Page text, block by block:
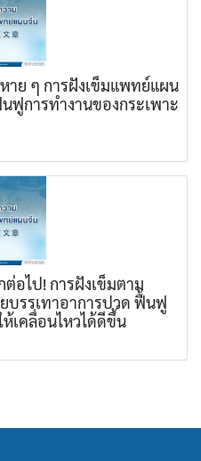
าย ๆ การฝังเข็มแพทย์แผน
ฟูการทำงานของกระเพาะ
อไป! การฝังเข็มตาม
บรรเทาอาการปวด ฟื้นฟู
เคลื่อนไหวได้ดีขึ้น